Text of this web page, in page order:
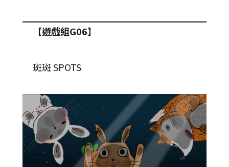
【遊戲組G06】
斑斑 SPOTS